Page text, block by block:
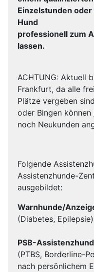
Einzelstunden
Hund
professionell zum
lassen.
ACHTUNG: Aktuell
Frankfurt, da alle
Plätze vergeben
oder Bingen können
noch Neukunden
Folgende
Assistenzhunde-
ausgebildet:
Warnhunde/
(Diabetes, Epilepsie)
PSB-
(PTBS, Borderline-
nach persönlichem